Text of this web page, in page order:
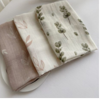
Mėgstamiausias